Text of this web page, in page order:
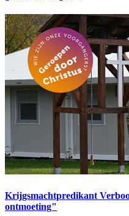
Krijgsmachtpredikant
ontmoeting"